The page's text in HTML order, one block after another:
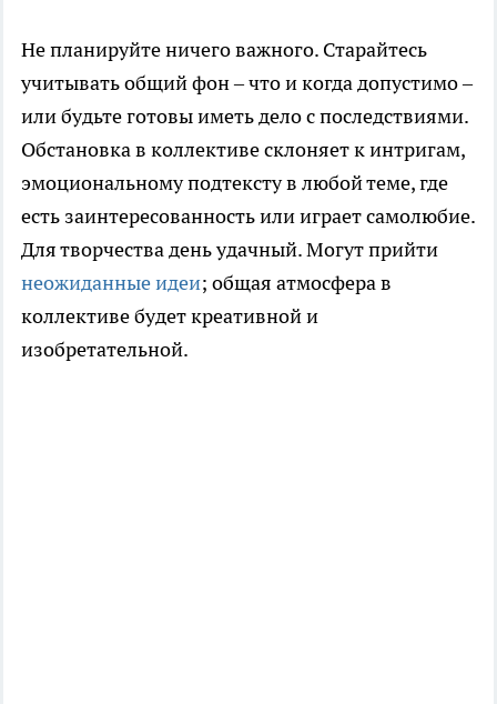
Не планируйте ничего важного. Старайтесь
учитывать общий фон – что и когда допустимо –
или будьте готовы иметь дело с последствиями.
Обстановка в коллективе склоняет к интригам,
эмоциональному подтексту в любой теме, где
есть заинтересованность или играет самолюбие.
Для творчества день удачный. Могут прийти
неожиданные идеи; общая атмосфера в
коллективе будет креативной и
изобретательной.